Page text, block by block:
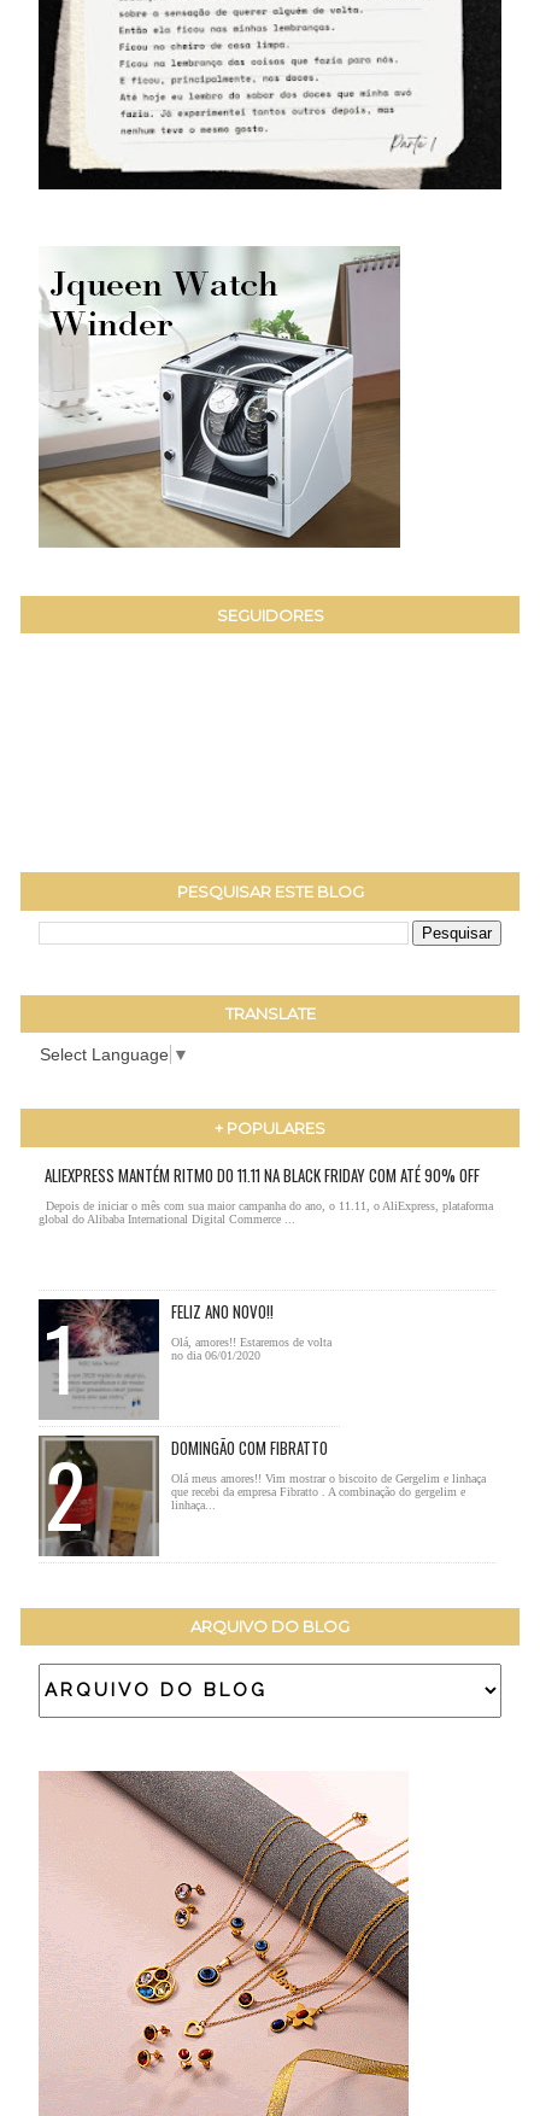
SEGUIDORES
PESQUISAR ESTE BLOG
TRANSLATE
Select Language ▼
+ POPULARES
ALIEXPRESS MANTÉM RITMO DO 11.11 NA BLACK FRIDAY COM ATÉ 90% OFF
Depois de iniciar o mês com sua maior campanha do ano, o 11.11, o AliExpress, plataforma
global do Alibaba International Digital Commerce ...
FELIZ ANO NOVO!!
Olá, amores!! Estaremos de volta
no dia 06/01/2020
DOMINGÃO COM FIBRATTO
Olá meus amores!! Vim mostrar o biscoito de Gergelim e linhaça
que recebi da empresa Fibratto . A combinação do gergelim e
linhaça...
ARQUIVO DO BLOG